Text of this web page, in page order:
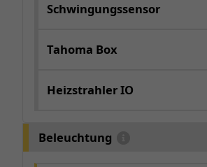
Schwingungssensor
Tahoma Box
Heizstrahler IO
Beleuchtung